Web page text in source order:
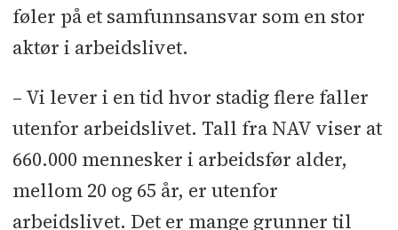
føler på et samfunnsansvar som en stor
aktør i arbeidslivet.
– Vi lever i en tid hvor stadig flere faller
utenfor arbeidslivet. Tall fra NAV viser at
660.000 mennesker i arbeidsfør alder,
mellom 20 og 65 år, er utenfor
arbeidslivet. Det er mange grunner til